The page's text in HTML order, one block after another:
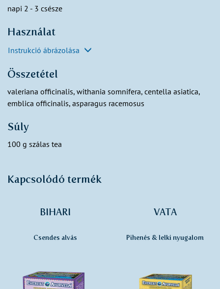
napi 2 - 3 csésze
Használat
Instrukció ábrázolása
Összetétel
valeriana officinalis, withania somnifera, centella asiatica,
emblica officinalis, asparagus racemosus
Súly
100 g szálas tea
Kapcsolódó termék
BIHARI
Csendes alvás
VATA
Pihenés & lelki nyugalom